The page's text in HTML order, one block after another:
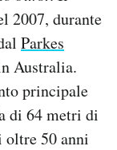
2007, durante
Parkes
Australia.
principale
di 64 metri di
oltre 50 anni